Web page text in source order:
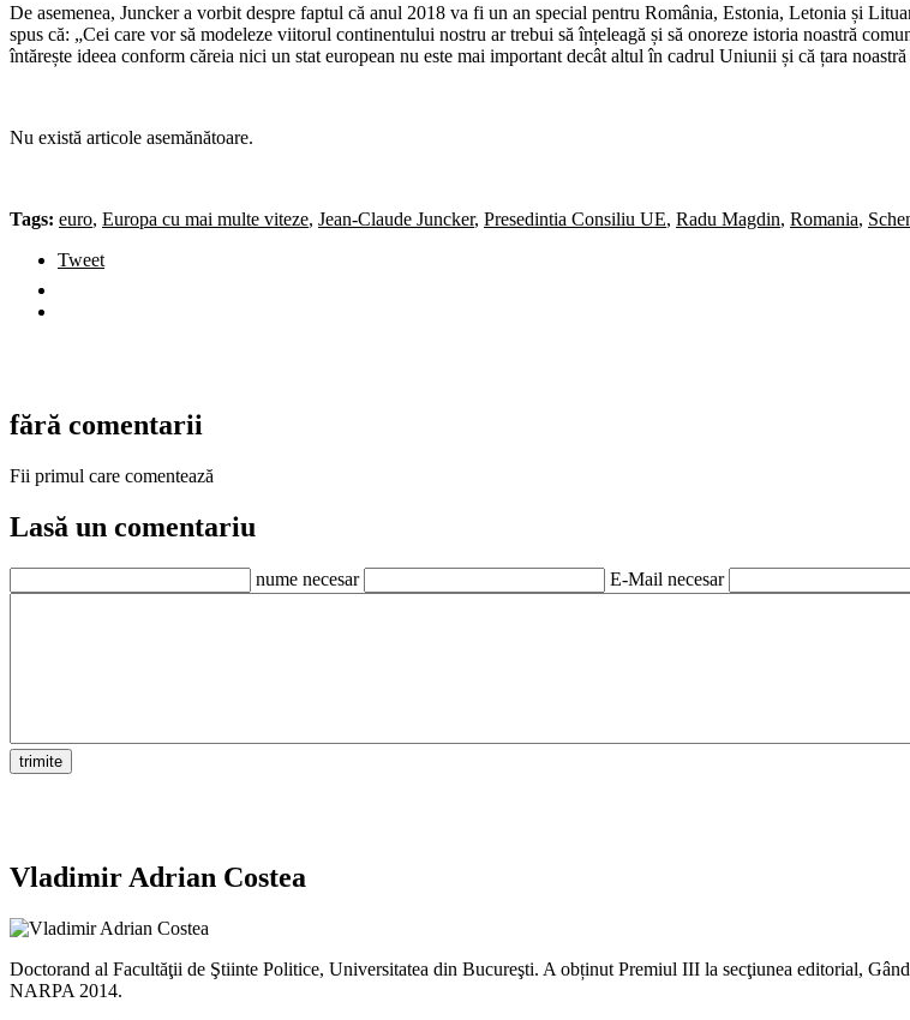
De asemenea, Juncker a vorbit despre faptul că anul 2018 va fi un an special pentru România, Estonia, Letonia și
spus că: „Cei care vor să modeleze viitorul continentului nostru ar trebui să înțeleagă și să onoreze istoria noastră
întărește ideea conform căreia nici un stat european nu este mai important decât altul în cadrul Uniunii și că țara
Nu există articole asemănătoare.
Tags: euro, Europa cu mai multe viteze, Jean-Claude Juncker, Presedintia Consiliu UE, Radu Magdin, Romania,
Tweet
fără comentarii
Fii primul care comentează
Lasă un comentariu
nume necesar E-Mail necesar
Vladimir Adrian Costea
Doctorand al Facultăţii de Ştiinte Politice, Universitatea din Bucureşti. A obținut Premiul III la secţiunea editorial,
NARPA 2014.